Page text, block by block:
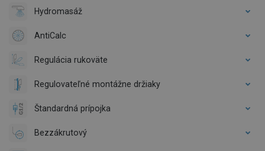
Hydromasáž
AntiCalc
Regulácia rukoväte
Regulovateľné montážne držiaky
Štandardná prípojka
Bezzákrutový